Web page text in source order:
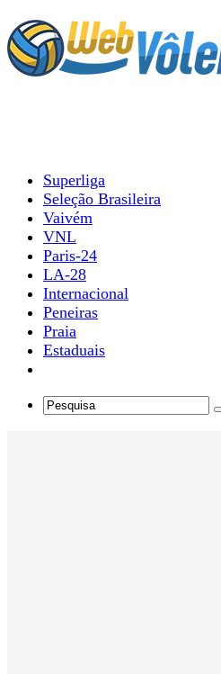
Superliga
Seleção Brasileira
Vaivém
VNL
Paris-24
LA-28
Internacional
Peneiras
Praia
Estaduais